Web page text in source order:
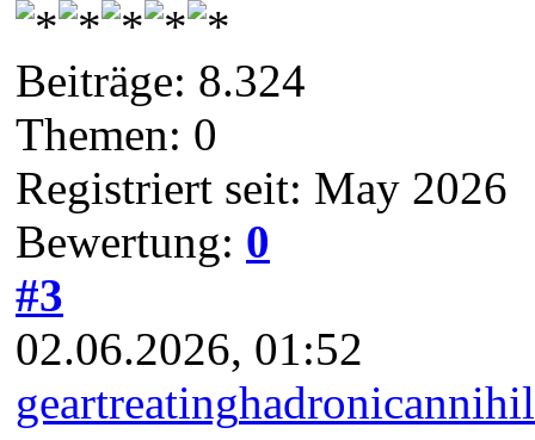
Beiträge: 8.324
Themen: 0
Registriert seit: May 2026
Bewertung: 0
#3
02.06.2026, 01:52
geartreating